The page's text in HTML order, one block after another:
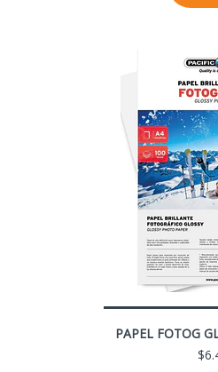
PAPEL FOTOG